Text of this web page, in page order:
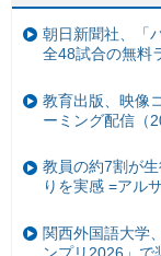
朝日新聞社、「
全48試合の無料
教育出版、映像
ーミング配信（
教員の約7割が
りを実感 =アル
関西外国語大学